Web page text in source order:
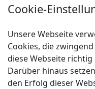
Über uns
Service
Spenden
Cookie-
Unsere Webseite
Cookies, die
diese Webseite
Darüber hinaus
den Erfolg dieser